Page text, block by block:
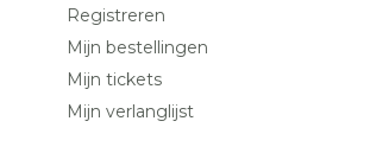
Registreren
Mijn bestellingen
Mijn tickets
Mijn verlanglijst